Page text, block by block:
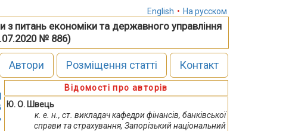
English • На русском
з питань економіки та державного управління
№ 886)
Автори Розміщення статті Контакт
Відомості про авторів
Ю. О. Швець
к. е. н., ст. викладач кафедри фінансів, банківської
справи та страхування, Запорізький національний